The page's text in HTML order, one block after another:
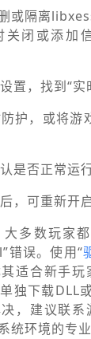
或隔离
关闭或添加
置，找到“实
护，或将游
是否正常运行
，可重新开
大多数玩家
误。使用“
适合新手玩
独下载DLL
，建议联
统环境的专业